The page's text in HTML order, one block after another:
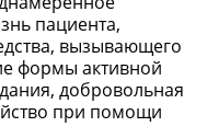
пациента,
вызывающего
формы активной
добровольная
при помощи